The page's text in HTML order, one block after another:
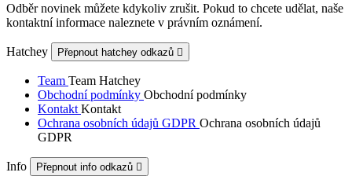
Odběr novinek můžete kdykoliv zrušit. Pokud to chcete udělat, naše
kontaktní informace naleznete v právním oznámení.
Hatchey Přepnout hatchey odkazů 
Team Team Hatchey
Obchodní podmínky Obchodní podmínky
Kontakt Kontakt
Ochrana osobních údajů GDPR Ochrana osobních údajů
GDPR
Info Přepnout info odkazů 